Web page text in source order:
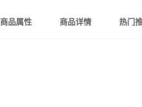
商品属性 商品详情 热门